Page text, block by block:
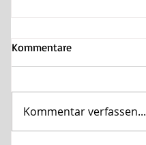
Kommentare
Kommentar verfassen...